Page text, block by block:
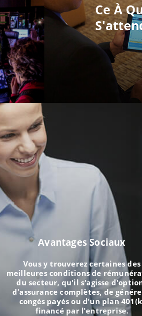
Ce À
Avantages Sociaux
Vous y trouverez certaines des
meilleures conditions de
du secteur, qu'il s'agisse
d'assurance complètes, de
congés payés ou d'un plan
financé par l'entreprise.